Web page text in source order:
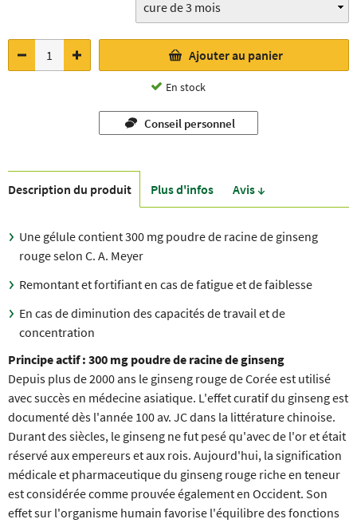
Ajouter au panier
En stock
Conseil personnel
Description du produit Plus d'infos Avis ↓
Une gélule contient 300 mg poudre de racine de ginseng
rouge selon C. A. Meyer
Remontant et fortifiant en cas de fatigue et de faiblesse
En cas de diminution des capacités de travail et de
concentration
Principe actif : 300 mg poudre de racine de ginseng
Depuis plus de 2000 ans le ginseng rouge de Corée est utilisé
avec succès en médecine asiatique. L'effet curatif du ginseng est
documenté dès l'année 100 av. JC dans la littérature chinoise.
Durant des siècles, le ginseng ne fut pesé qu'avec de l'or et était
réservé aux empereurs et aux rois. Aujourd'hui, la signification
médicale et pharmaceutique du ginseng rouge riche en teneur
est considérée comme prouvée également en Occident. Son
effet sur l'organisme humain favorise l'équilibre des fonctions